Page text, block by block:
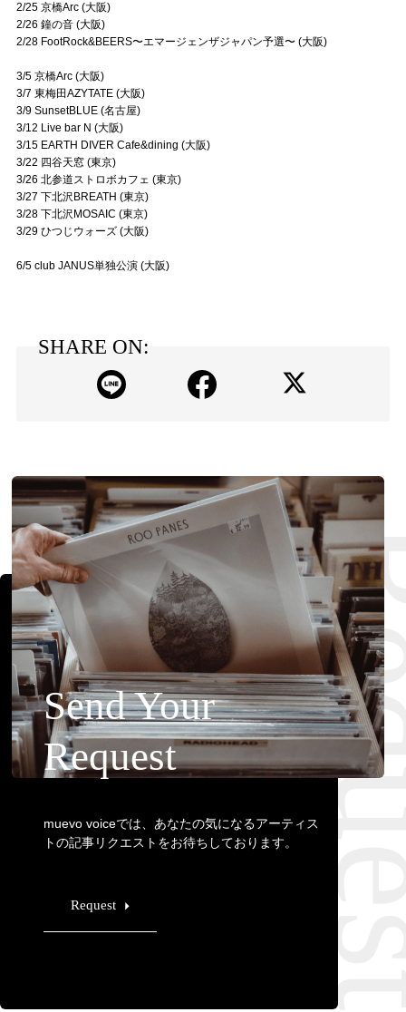
2/25 京橋Arc (大阪)
2/26 鐘の音 (大阪)
2/28 FootRock&BEERS〜エマージェンザジャパン予選〜 (大阪)
3/5 京橋Arc (大阪)
3/7 東梅田AZYTATE (大阪)
3/9 SunsetBLUE (名古屋)
3/12 Live bar N (大阪)
3/15 EARTH DIVER Cafe&dining (大阪)
3/22 四谷天窓 (東京)
3/26 北参道ストロボカフェ (東京)
3/27 下北沢BREATH (東京)
3/28 下北沢MOSAIC (東京)
3/29 ひつじウォーズ (大阪)
6/5 club JANUS単独公演 (大阪)
SHARE ON:
Send Your
Request
muevo voiceでは、あなたの気になるアーティス
トの記事リクエストをお待ちしております。
Request